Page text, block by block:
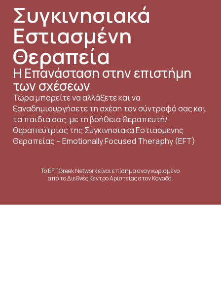
Συγκινησιακά
Εστιασμένη
Θεραπεία
Η Επανάσταση στην επιστήμη
των σχέσεων
Τώρα μπορείτε να αλλάξετε και να
ξαναδημιουργήσετε τη σχέση τον σύντροφό σας και
τα παιδιά σας, με τη βοήθεια θεραπευτή/
θεραπεύτριας της Συγκινησιακά Εστιασμένης
Θεραπείας – Emotionally Focused Theraphy (EFT)
Το EFT Greek Network είναι επίσημα αναγνωρισμένο
από το Διεθνές Κέντρο Αριστείας στον Καναδά.